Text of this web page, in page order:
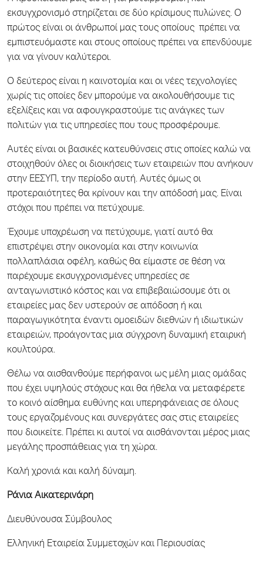
εκσυγχρονισμό στηρίζεται σε δύο κρίσιμους πυλώνες. Ο
πρώτος είναι οι άνθρωποί μας τους οποίους πρέπει να
εμπιστευόμαστε και στους οποίους πρέπει να επενδύουμε
για να γίνουν καλύτεροι.
Ο δεύτερος είναι η καινοτομία και οι νέες τεχνολογίες
χωρίς τις οποίες δεν μπορούμε να ακολουθήσουμε τις
εξελίξεις και να αφουγκραστούμε τις ανάγκες των
πολιτών για τις υπηρεσίες που τους προσφέρουμε.
Αυτές είναι οι βασικές κατευθύνσεις στις οποίες καλώ να
στοιχηθούν όλες οι διοικήσεις των εταιρειών που ανήκουν
στην ΕΕΣΥΠ, την περίοδο αυτή. Αυτές όμως οι
προτεραιότητες θα κρίνουν και την απόδοσή μας. Είναι
στόχοι που πρέπει να πετύχουμε.
Έχουμε υποχρέωση να πετύχουμε, γιατί αυτό θα
επιστρέψει στην οικονομία και στην κοινωνία
πολλαπλάσια οφέλη, καθώς θα είμαστε σε θέση να
παρέχουμε εκσυγχρονισμένες υπηρεσίες σε
ανταγωνιστικό κόστος και να επιβεβαιώσουμε ότι οι
εταιρείες μας δεν υστερούν σε απόδοση ή και
παραγωγικότητα έναντι ομοειδών διεθνών ή ιδιωτικών
εταιρειών, προάγοντας μια σύγχρονη δυναμική εταιρική
κουλτούρα.
Θέλω να αισθανθούμε περήφανοι ως μέλη μιας ομάδας
που έχει υψηλούς στόχους και θα ήθελα να μεταφέρετε
το κοινό αίσθημα ευθύνης και υπερηφάνειας σε όλους
τους εργαζομένους και συνεργάτες σας στις εταιρείες
που διοικείτε. Πρέπει κι αυτοί να αισθάνονται μέρος μιας
μεγάλης προσπάθειας για τη χώρα.
Καλή χρονιά και καλή δύναμη.
Ράνια Αικατερινάρη
Διευθύνουσα Σύμβουλος
Ελληνική Εταιρεία Συμμετοχών και Περιουσίας